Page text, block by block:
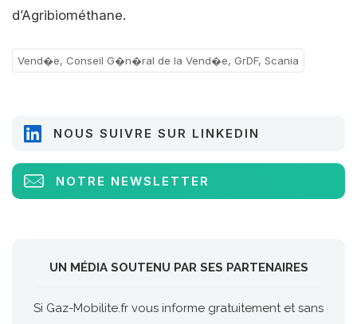
d’Agribiométhane.
Vend�e, Conseil G�n�ral de la Vend�e, GrDF, Scania
NOUS SUIVRE SUR LINKEDIN
NOTRE NEWSLETTER
UN MÉDIA SOUTENU PAR SES PARTENAIRES
Si Gaz-Mobilite.fr vous informe gratuitement et sans